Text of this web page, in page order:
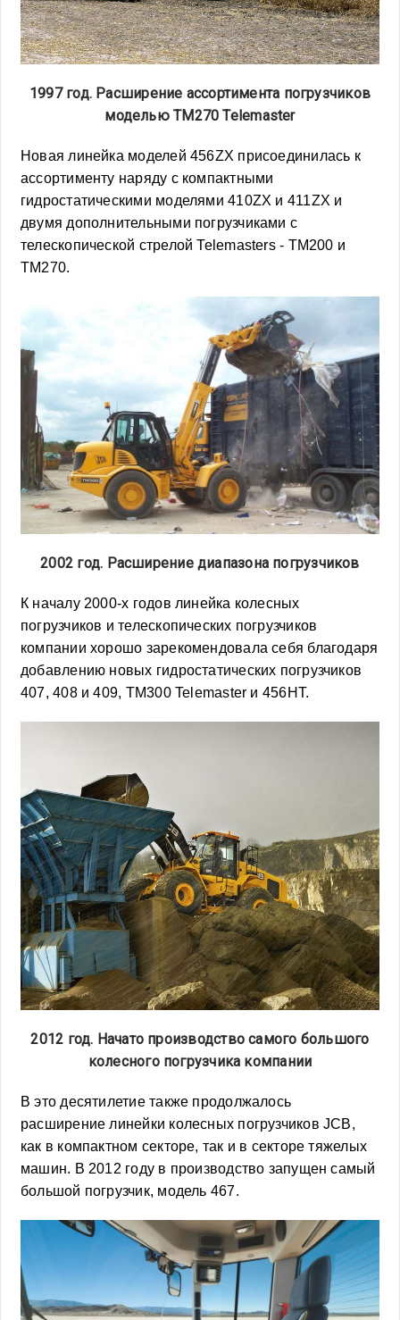
1997 год. Расширение ассортимента погрузчиков
моделью TM270 Telemaster
Новая линейка моделей 456ZX присоединилась к
ассортименту наряду с компактными
гидростатическими моделями 410ZX и 411ZX и
двумя дополнительными погрузчиками с
телескопической стрелой Telemasters - TM200 и
TM270.
2002 год. Расширение диапазона погрузчиков
К началу 2000-х годов линейка колесных
погрузчиков и телескопических погрузчиков
компании хорошо зарекомендовала себя благодаря
добавлению новых гидростатических погрузчиков
407, 408 и 409, TM300 Telemaster и 456HT.
2012 год. Начато производство самого большого
колесного погрузчика компании
В это десятилетие также продолжалось
расширение линейки колесных погрузчиков JCB,
как в компактном секторе, так и в секторе тяжелых
машин. В 2012 году в производство запущен самый
большой погрузчик, модель 467.